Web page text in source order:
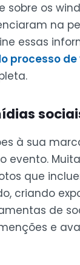
sobre os
na
essas
processo de
à sua
evento.
que
criando
de
e